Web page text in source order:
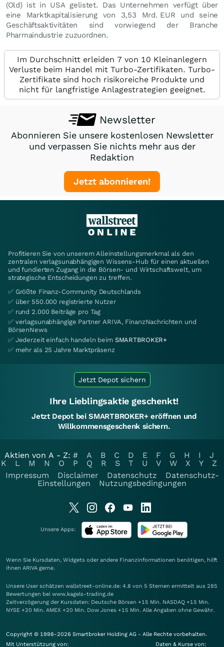
(Old) ist in USA gelistet. Das Unternehmen verfügt über
eine Marktkapitalisierung von 3,53 Mrd. EUR und seine
Geschäftsaktivitäten sind vorwiegend der Branche
Pharmaindustrie zuzuordnen.
Im Durchschnitt erleiden 7 von 10 Kleinanlegern
Verluste beim Handel mit Turbo-Zertifikaten. Turbo-
Zertifikate sind hoch risikoreiche Produkte und
nicht für langfristige Anlagestrategien geeignet.
Newsletter
Abonnieren Sie unsere kostenlosen Newsletter
und verpassen Sie nichts mehr aus der
Redaktion
Jetzt abonnieren!
Profitieren Sie von unserem Alleinstellungsmerkmal als den
zentralen verlagsunabhängigen Wissens-Hub für einen aktuellen
und fundierten Zugang in die Börsen- und Wirtschaftswelt, um
strategische Entscheidungen zu treffen.
✅ Größte Finanz-Community Deutschlands
✅ über 550.000 registrierte Nutzer
✅ rund 2.000 Beiträge pro Tag
✅ verlagsunabhängige Partner ARIVA, FinanzNachrichten und
BörsenNews
✅ Jederzeit einfach handeln beim SMARTBROKER+
✅ mehr als 25 Jahre Marktpräsenz
Jetzt Depot sichern
Ihre Lieblingsaktie geschenkt!
Jetzt Depot bei SMARTBROKER+ eröffnen und
Willkommensgeschenk sichern.
Aktien von A - Z: # A B C D E F G H I
J
K
L M N O P Q R S T U V W X Y
Z
Impressum
Disclaimer Datenschutz
Datenschutz-
Einstellungen
Nutzungsbedingungen
Unsere Apps:
Wenn Sie Kursdaten, Widgets oder andere Finanzinformationen benötigen, hilft
Ihnen ARIVA gerne.
Unsere User schätzen wallstreet-online.de: 4.8 von 5 Sternen ermittelt aus 285
Bewertungen bei www.kagels-trading.de
Zeitverzögerung der Kursdaten: Deutsche Börsen +15 Min. NASDAQ +15 Min.
NYSE +20 Min. AMEX +20 Min. Dow Jones +15 Min. Alle Angaben ohne Gewähr.
Copyright © 1998-2026 Smartbroker Holding AG - Alle Rechte vorbehalten.
Mit Unterstützung von:
Daten & Kurse von: